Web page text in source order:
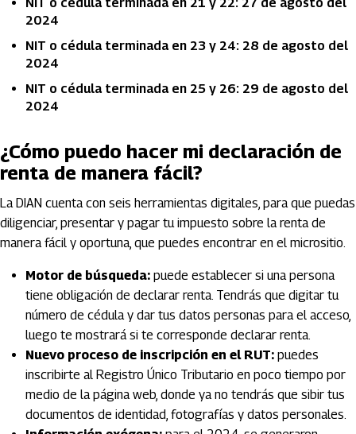
2024
NIT o cédula terminada en 23 y 24: 28 de agosto del
2024
NIT o cédula terminada en 25 y 26: 29 de agosto del
2024
¿Cómo puedo hacer mi declaración de
renta de manera fácil?
La DIAN cuenta con seis herramientas digitales, para que puedas
diligenciar, presentar y pagar tu impuesto sobre la renta de
manera fácil y oportuna, que puedes encontrar en el micrositio.
Motor de búsqueda: puede establecer si una persona
tiene obligación de declarar renta. Tendrás que digitar tu
número de cédula y dar tus datos personas para el acceso,
luego te mostrará si te corresponde declarar renta.
Nuevo proceso de inscripción en el RUT: puedes
inscribirte al Registro Único Tributario en poco tiempo por
medio de la página web, donde ya no tendrás que sibir tus
documentos de identidad, fotografías y datos personales.